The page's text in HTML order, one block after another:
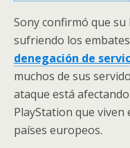
Sony confirmó que
sufriendo los
denegación de
muchos de sus
ataque está
PlayStation que viven
países europeos.